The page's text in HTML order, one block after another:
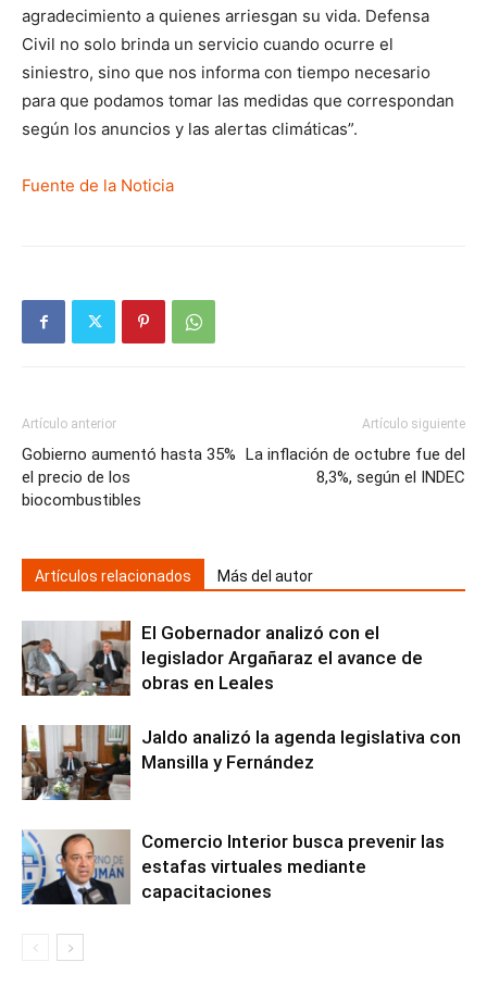
agradecimiento a quienes arriesgan su vida. Defensa
Civil no solo brinda un servicio cuando ocurre el
siniestro, sino que nos informa con tiempo necesario
para que podamos tomar las medidas que correspondan
según los anuncios y las alertas climáticas”.
Fuente de la Noticia
Artículo anterior
Gobierno aumentó hasta 35%
el precio de los
biocombustibles
Artículo siguiente
La inflación de octubre fue del
8,3%, según el INDEC
Artículos relacionados Más del autor
El Gobernador analizó con el
legislador Argañaraz el avance de
obras en Leales
Jaldo analizó la agenda legislativa con
Mansilla y Fernández
Comercio Interior busca prevenir las
estafas virtuales mediante
capacitaciones